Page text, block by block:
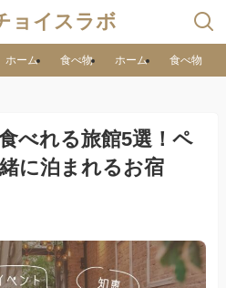
ョイスラボ
ホーム 食べ物 ホーム 食べ物
べれる旅館5選！ペ
に泊まれるお宿